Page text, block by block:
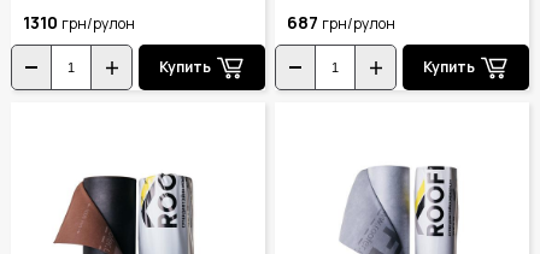
1310 грн/рулон
Купить
687 грн/рулон
Купить